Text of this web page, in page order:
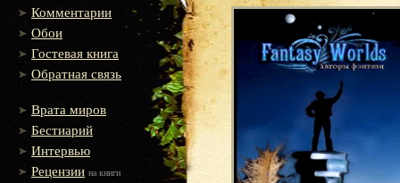
Комментарии
Обои
Гостевая книга
Обратная связь
Врата миров
Бестиарий
Интервью
Рецензии на книги